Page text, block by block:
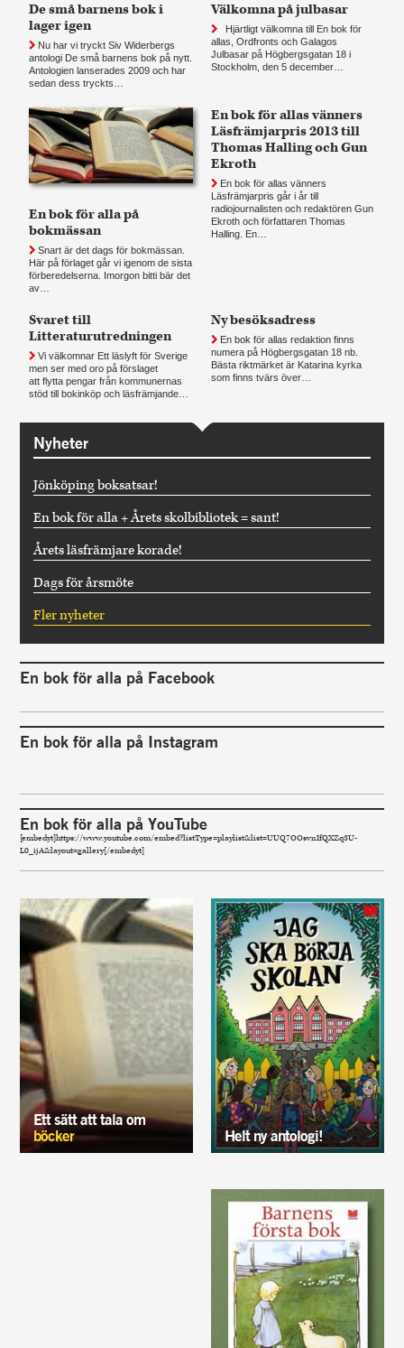
De små barnens bok i
lager igen
Nu har vi tryckt Siv Widerbergs
antologi De små barnens bok på nytt.
Antologien lanserades 2009 och har
sedan dess tryckts…
Välkomna på julbasar
Hjärtligt välkomna till En bok för
allas, Ordfronts och Galagos
Julbasar på Högbergsgatan 18 i
Stockholm, den 5 december…
En bok för alla på
bokmässan
Snart är det dags för bokmässan.
Här på förlaget går vi igenom de sista
förberedelserna. Imorgon bitti bär det
av…
En bok för allas vänners
Läsfrämjarpris 2013 till
Thomas Halling och Gun
Ekroth
En bok för allas vänners
Läsfrämjarpris går i år till
radiojournalisten och redaktören Gun
Ekroth och författaren Thomas
Halling. En…
Svaret till
Litteraturutredningen
Vi välkomnar Ett läslyft för Sverige
men ser med oro på förslaget
att flytta pengar från kommunernas
stöd till bokinköp och läsfrämjande…
Ny besöksadress
En bok för allas redaktion finns
numera på Högbergsgatan 18 nb.
Bästa riktmärket är Katarina kyrka
som finns tvärs över…
Nyheter
Jönköping boksatsar!
En bok för alla + Årets skolbibliotek = sant!
Årets läsfrämjare korade!
Dags för årsmöte
Fler nyheter
En bok för alla på Facebook
En bok för alla på Instagram
En bok för alla på YouTube
[embedyt]https://www.youtube.com/embed?listType=playlist&list=UUQ7OOsvnIfQXZq3U-
L0_ijA&layout=gallery[/embedyt]
Ett sätt att tala om
böcker
Helt ny antologi!